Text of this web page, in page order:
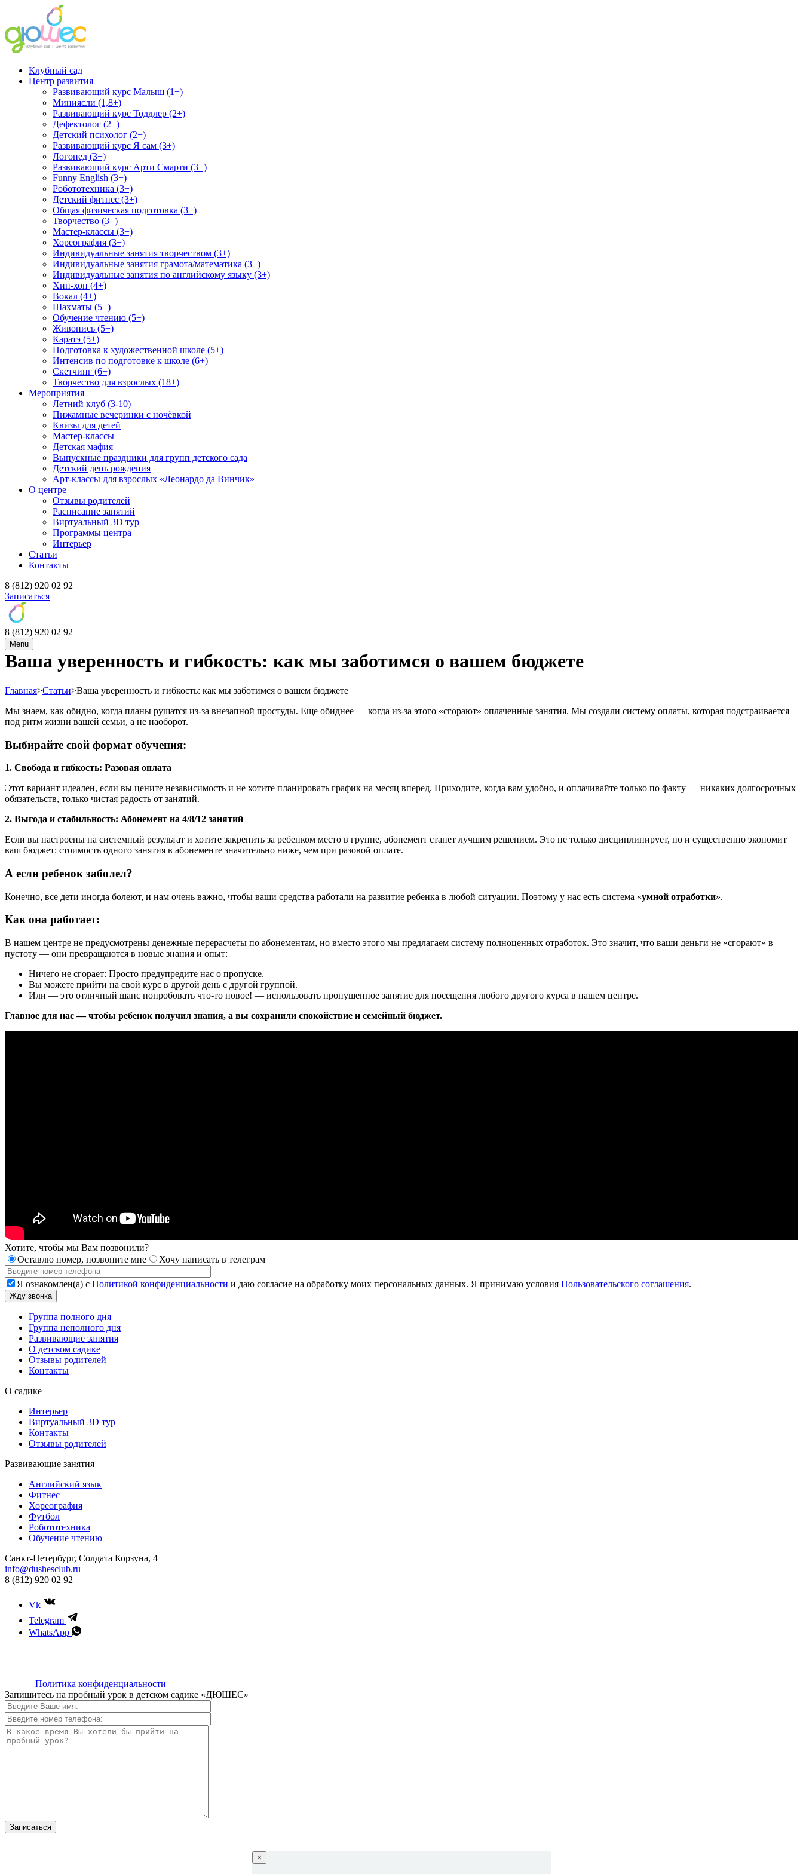
Клубный сад
Центр развития
Развивающий курс Малыш (1+)
Миниясли (1,8+)
Развивающий курс Тоддлер (2+)
Дефектолог (2+)
Детский психолог (2+)
Развивающий курс Я сам (3+)
Логопед (3+)
Развивающий курс Арти Смарти (3+)
Funny English (3+)
Робототехника (3+)
Детский фитнес (3+)
Общая физическая подготовка (3+)
Творчество (3+)
Мастер-классы (3+)
Хореография (3+)
Индивидуальные занятия творчеством (3+)
Индивидуальные занятия грамота/математика (3+)
Индивидуальные занятия по английскому языку (3+)
Хип-хоп (4+)
Вокал (4+)
Шахматы (5+)
Обучение чтению (5+)
Живопись (5+)
Каратэ (5+)
Подготовка к художественной школе (5+)
Интенсив по подготовке к школе (6+)
Скетчинг (6+)
Творчество для взрослых (18+)
Мероприятия
Летний клуб (3-10)
Пижамные вечеринки с ночёвкой
Квизы для детей
Мастер-классы
Детская мафия
Выпускные праздники для групп детского сада
Детский день рождения
Арт-классы для взрослых «Леонардо да Винчик»
О центре
Отзывы родителей
Расписание занятий
Виртуальный 3D тур
Программы центра
Интерьер
Статьи
Контакты
8 (812) 920 02 92
Записаться
8 (812) 920 02 92
Menu
Ваша уверенность и гибкость: как мы заботимся о вашем бюджете
Главная>Статьи>Ваша уверенность и гибкость: как мы заботимся о вашем бюджете
Мы знаем, как обидно, когда планы рушатся из-за внезапной простуды. Еще обиднее — когда из-за этого «сгорают» оплаченные занятия. Мы создали систему оплаты, которая подстраивается
под ритм жизни вашей семьи, а не наоборот.
Выбирайте свой формат обучения:
1. Свобода и гибкость: Разовая оплата
Этот вариант идеален, если вы цените независимость и не хотите планировать график на месяц вперед. Приходите, когда вам удобно, и оплачивайте только по факту — никаких долгосрочных
обязательств, только чистая радость от занятий.
2. Выгода и стабильность: Абонемент на 4/8/12 занятий
Если вы настроены на системный результат и хотите закрепить за ребенком место в группе, абонемент станет лучшим решением. Это не только дисциплинирует, но и существенно экономит
ваш бюджет: стоимость одного занятия в абонементе значительно ниже, чем при разовой оплате.
А если ребенок заболел?
Конечно, все дети иногда болеют, и нам очень важно, чтобы ваши средства работали на развитие ребенка в любой ситуации. Поэтому у нас есть система «умной отработки».
Как она работает:
В нашем центре не предусмотрены денежные перерасчеты по абонементам, но вместо этого мы предлагаем систему полноценных отработок. Это значит, что ваши деньги не «сгорают» в
пустоту — они превращаются в новые знания и опыт:
Ничего не сгорает: Просто предупредите нас о пропуске.
Вы можете прийти на свой курс в другой день с другой группой.
Или — это отличный шанс попробовать что-то новое! — использовать пропущенное занятие для посещения любого другого курса в нашем центре.
Главное для нас — чтобы ребенок получил знания, а вы сохранили спокойствие и семейный бюджет.
Хотите, чтобы мы Вам позвонили?
Оставлю номер, позвоните мне
Хочу написать в телеграм
Я ознакомлен(а) с Политикой конфиденциальности и даю согласие на обработку моих персональных данных. Я принимаю условия Пользовательского соглашения.
Группа полного дня
Группа неполного дня
Развивающие занятия
О детском садике
Отзывы родителей
Контакты
О садике
Интерьер
Виртуальный 3D тур
Контакты
Отзывы родителей
Развивающие занятия
Английский язык
Фитнес
Хореография
Футбол
Робототехника
Обучение чтению
Санкт-Петербург, Солдата Корзуна, 4
info@dushesclub.ru
8 (812) 920 02 92
Vk
Telegram
WhatsApp
Политика конфиденциальности
Запишитесь на пробный урок в детском садике «ДЮШЕС»
×